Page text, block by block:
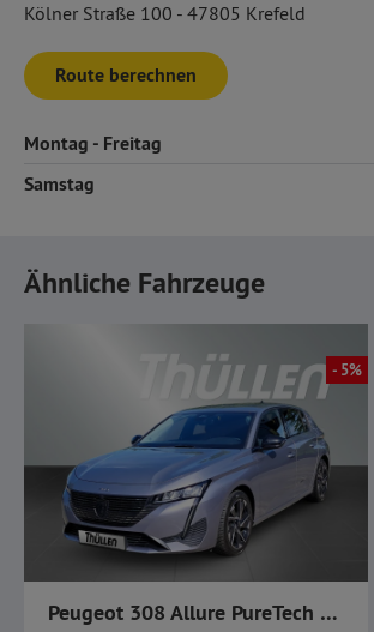
Kölner Straße 100 - 47805 Krefeld
Route berechnen
Montag - Freitag
Samstag
Ähnliche Fahrzeuge
- 5%
Peugeot 308 Allure PureTech 130 EAT8